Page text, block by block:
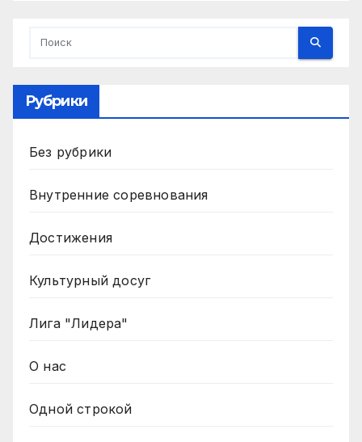
Рубрики
Без рубрики
Внутренние соревнования
Достижения
Культурный досуг
Лига "Лидера"
О нас
Одной строкой